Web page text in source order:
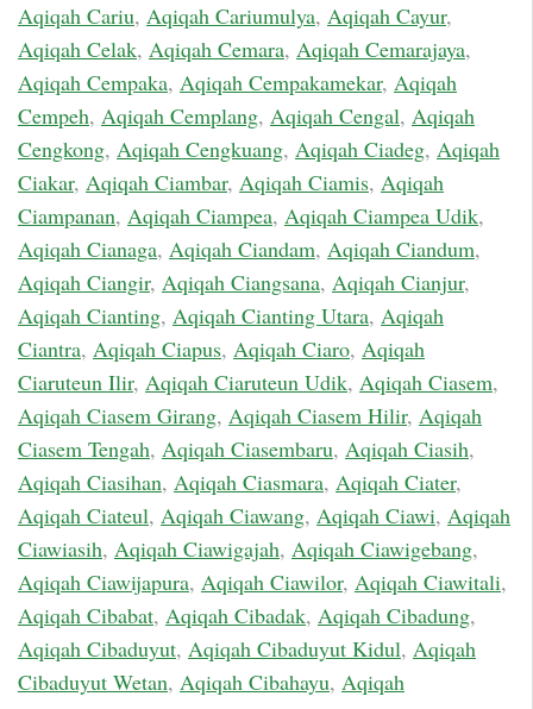
Aqiqah Cariu, Aqiqah Cariumulya, Aqiqah Cayur,
Aqiqah Celak, Aqiqah Cemara, Aqiqah Cemarajaya,
Aqiqah Cempaka, Aqiqah Cempakamekar, Aqiqah
Cempeh, Aqiqah Cemplang, Aqiqah Cengal, Aqiqah
Cengkong, Aqiqah Cengkuang, Aqiqah Ciadeg, Aqiqah
Ciakar, Aqiqah Ciambar, Aqiqah Ciamis, Aqiqah
Ciampanan, Aqiqah Ciampea, Aqiqah Ciampea Udik,
Aqiqah Cianaga, Aqiqah Ciandam, Aqiqah Ciandum,
Aqiqah Ciangir, Aqiqah Ciangsana, Aqiqah Cianjur,
Aqiqah Cianting, Aqiqah Cianting Utara, Aqiqah
Ciantra, Aqiqah Ciapus, Aqiqah Ciaro, Aqiqah
Ciaruteun Ilir, Aqiqah Ciaruteun Udik, Aqiqah Ciasem,
Aqiqah Ciasem Girang, Aqiqah Ciasem Hilir, Aqiqah
Ciasem Tengah, Aqiqah Ciasembaru, Aqiqah Ciasih,
Aqiqah Ciasihan, Aqiqah Ciasmara, Aqiqah Ciater,
Aqiqah Ciateul, Aqiqah Ciawang, Aqiqah Ciawi, Aqiqah
Ciawiasih, Aqiqah Ciawigajah, Aqiqah Ciawigebang,
Aqiqah Ciawijapura, Aqiqah Ciawilor, Aqiqah Ciawitali,
Aqiqah Cibabat, Aqiqah Cibadak, Aqiqah Cibadung,
Aqiqah Cibaduyut, Aqiqah Cibaduyut Kidul, Aqiqah
Cibaduyut Wetan, Aqiqah Cibahayu, Aqiqah